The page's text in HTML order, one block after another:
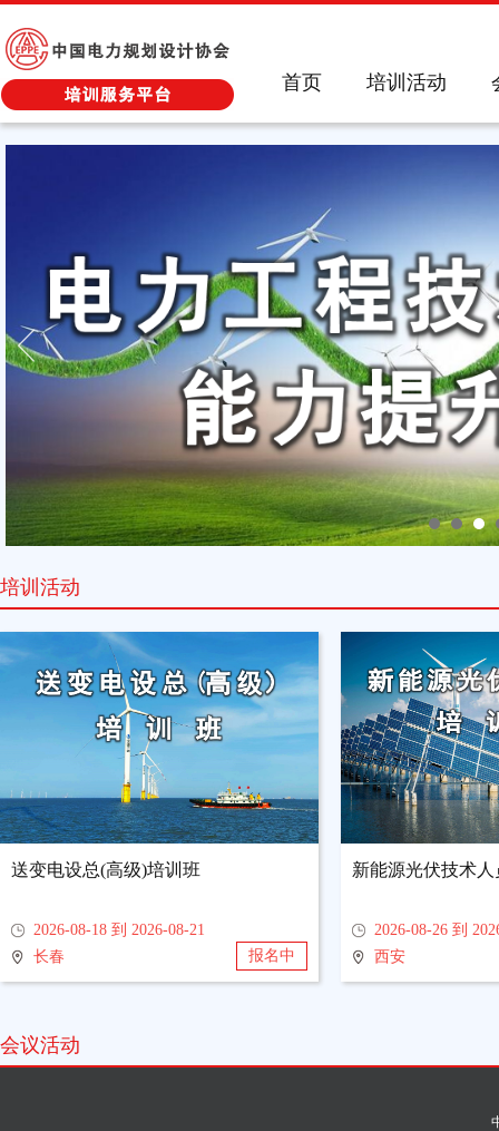
首页 培训活动
培训活动
送变电设总(高级)培训班
2026-08-18 到 2026-08-21
长春
报名中
新能源光伏技术
2026-08-26 到
西安
会议活动